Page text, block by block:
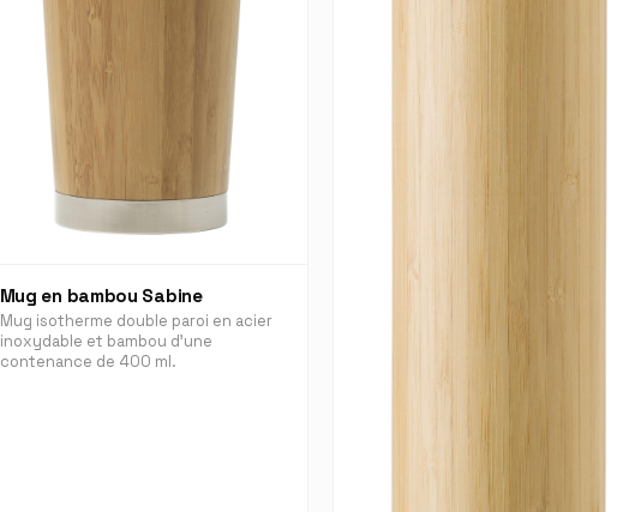
Mug en bambou Sabine
Mug isotherme double paroi en acier
inoxydable et bambou d'une
contenance de 400 ml.